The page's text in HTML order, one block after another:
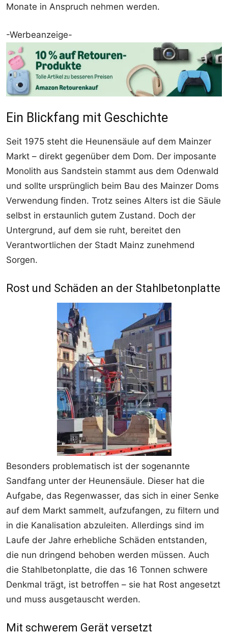
Monate in Anspruch nehmen werden.
-Werbeanzeige-
Ein Blickfang mit Geschichte
Seit 1975 steht die Heunensäule auf dem Mainzer
Markt – direkt gegenüber dem Dom. Der imposante
Monolith aus Sandstein stammt aus dem Odenwald
und sollte ursprünglich beim Bau des Mainzer Doms
Verwendung finden. Trotz seines Alters ist die Säule
selbst in erstaunlich gutem Zustand. Doch der
Untergrund, auf dem sie ruht, bereitet den
Verantwortlichen der Stadt Mainz zunehmend
Sorgen.
Rost und Schäden an der Stahlbetonplatte
Besonders problematisch ist der sogenannte
Sandfang unter der Heunensäule. Dieser hat die
Aufgabe, das Regenwasser, das sich in einer Senke
auf dem Markt sammelt, aufzufangen, zu filtern und
in die Kanalisation abzuleiten. Allerdings sind im
Laufe der Jahre erhebliche Schäden entstanden,
die nun dringend behoben werden müssen. Auch
die Stahlbetonplatte, die das 16 Tonnen schwere
Denkmal trägt, ist betroffen – sie hat Rost angesetzt
und muss ausgetauscht werden.
Mit schwerem Gerät versetzt